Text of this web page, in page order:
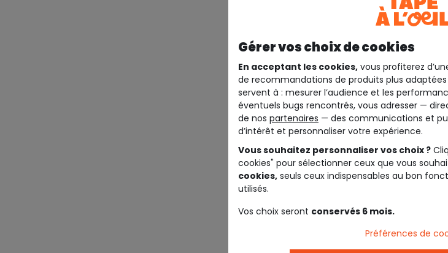
Gérer vos choix de cookies
En acceptant les cookies, vous profiterez
de recommandations de produits plus adaptées
servent à : mesurer l’audience et les
éventuels bugs rencontrés, vous adresser —
de nos partenaires — des communications et
d’intérêt et personnaliser votre expérience.
Vous souhaitez personnaliser vos choix ?
cookies" pour sélectionner ceux que vous
cookies, seuls ceux indispensables au bon
utilisés.
Vos choix seront conservés 6 mois.
Préférences de